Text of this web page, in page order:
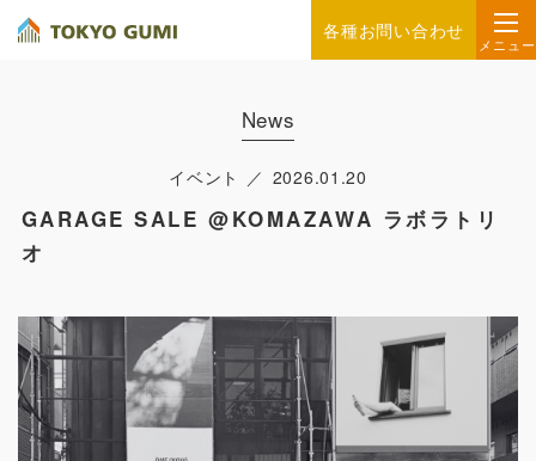
各種お問い合わせ
メニュー
News
イベント 2026.01.20
GARAGE SALE @KOMAZAWA ラボラトリ
オ